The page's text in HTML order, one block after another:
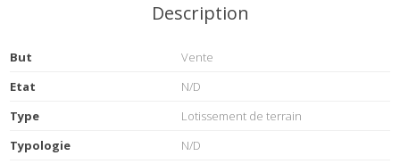
Description
But
Vente
Etat
N/D
Type
Lotissement de terrain
Typologie
N/D